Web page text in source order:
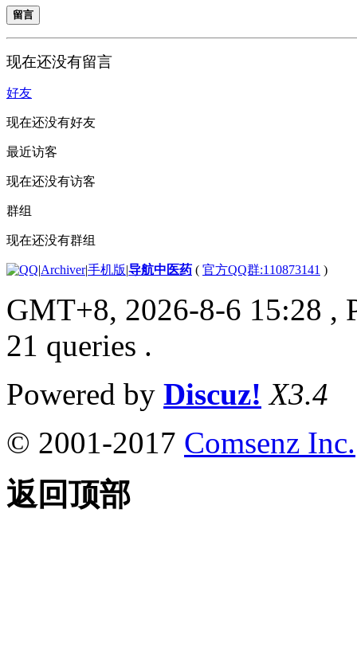
留言
现在还没有留言
好友
现在还没有好友
最近访客
现在还没有访客
群组
现在还没有群组
|Archiver|手机版|导航中医药 ( 官方QQ群:110873141 )
GMT+8, 2026-8-6 15:28 ,
21 queries .
Powered by Discuz! X3.4
© 2001-2017 Comsenz Inc.
返回顶部